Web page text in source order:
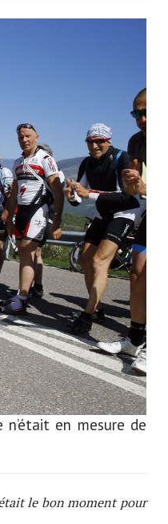
en mesure de
le bon moment pour